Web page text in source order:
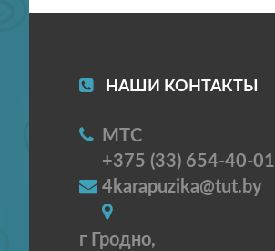
НАШИ КОНТАКТЫ
МТС
+375 (33) 654-40-01
4karapuzika@tut.by
г Гродно,